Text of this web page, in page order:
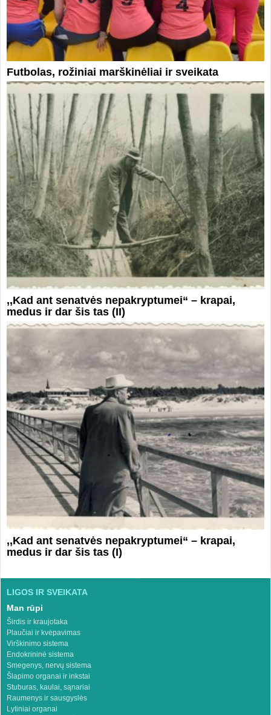
Futbolas, rožiniai marškinėliai ir sveikata
,,Kad ant senatvės nepakryptumei“ – krapai,
medus ir dar šis tas (II)
,,Kad ant senatvės nepakryptumei“ – krapai,
medus ir dar šis tas (I)
LIGOS IR SVEIKATA
Man rūpi
Širdis ir kraujotaka
Plaučiai ir kvėpavimas
Virškinimo sistema
Endokrininė sistema
Smegenys, nervų sistema
Šlapimo organai ir inkstai
Stuburas, kaulai, sąnariai
Raumenys ir sausgyslės
Lytiniai organai